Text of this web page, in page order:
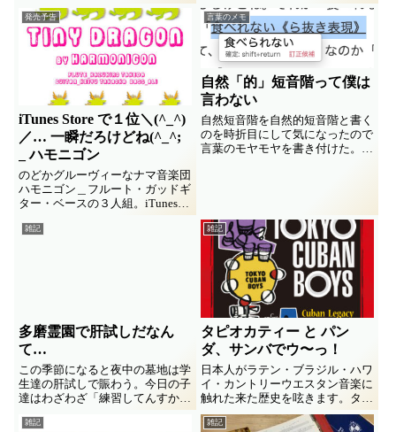
発売予告
iTunes Store で１位＼(^_^)
／… 一瞬だろけどね(^_^;
_ ハモニゴン
のどかグルーヴィーなナマ音楽団
ハモニゴン＿フルート・ガッドギ
ター・ベースの３人組。iTunes
Store で１位になったって後から
気づきビックリ、ま、一瞬でしょ
言葉のメモ
自然「的」短音階って僕は
言わない
自然短音階を自然的短音階と書く
のを時折目にして気になったので
言葉のモヤモヤを書き付けた。コ
雑記
多磨霊園で肝試しだなん
て…
この季節になると夜中の墓地は学
生達の肝試しで賑わう。今日の子
達はわざわざ「練習してんすか！
音楽興味あるんす」とか声かけて
きた。「ここ、色々起きます
雑記
タピオカティー と パン
ダ、サンバでウ〜っ！
日本人がラテン・ブラジル・ハワ
イ・カントリーウエスタン音楽に
触れた来た歴史を呟きます。タピ
オカティーとパンダが仲良しでも
いいじゃん「でもいいじゃん」っ
雑記 雑記